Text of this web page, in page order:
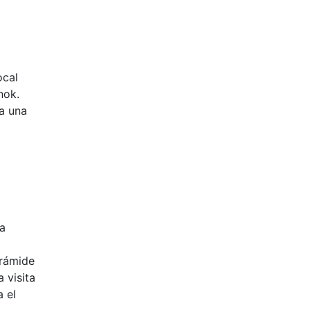
una
visita
el